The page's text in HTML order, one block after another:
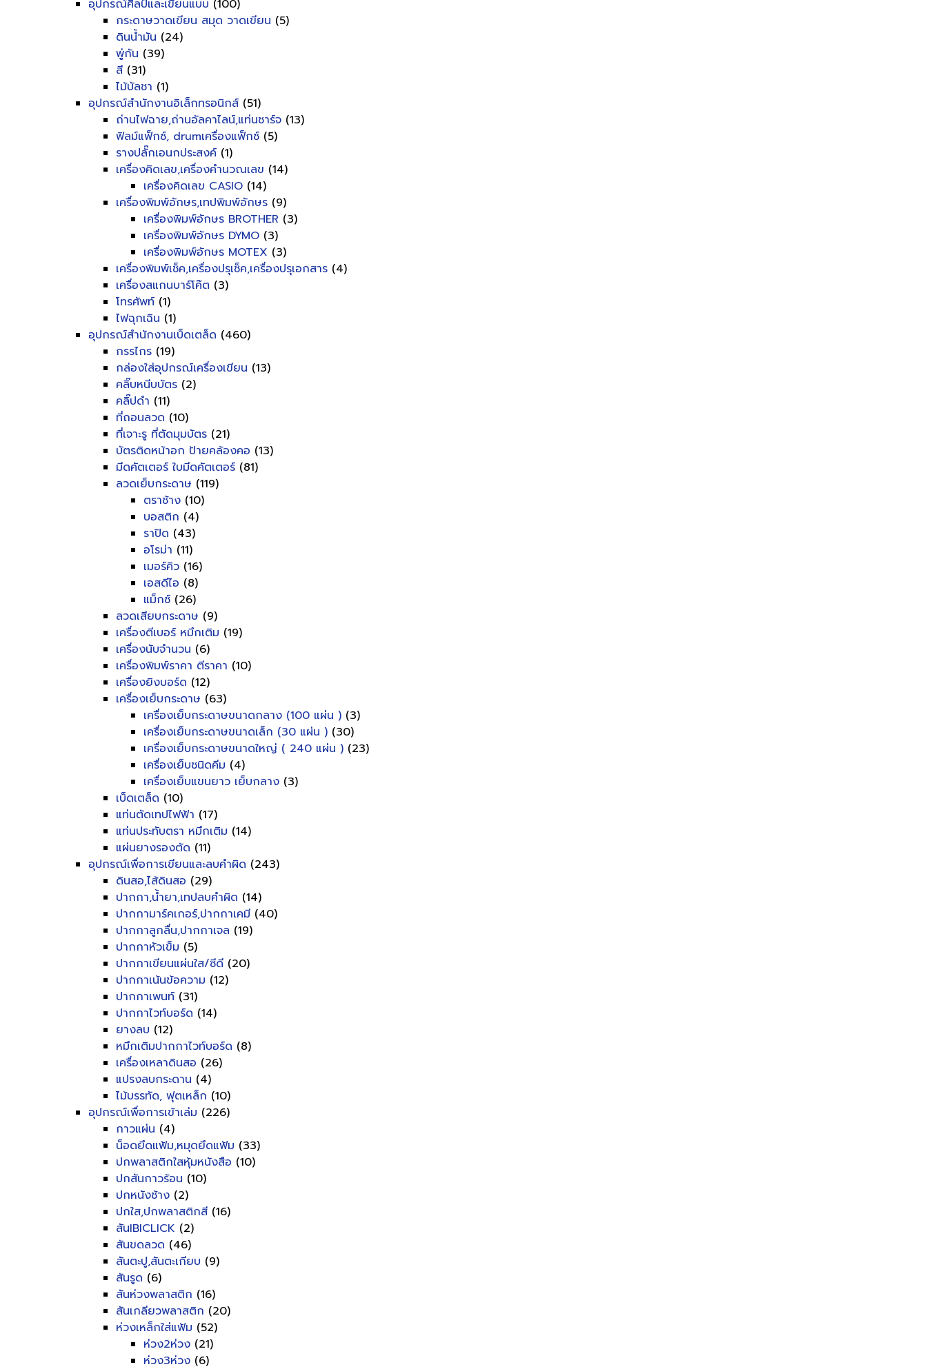
อุปกรณ์ศิลป์และเขียนแบบ (100)
กระดาษวาดเขียน สมุด วาดเขียน (5)
ดินน้ำมัน (24)
พู่กัน (39)
สี (31)
ไม้บัลชา (1)
อุปกรณ์สำนักงานอิเล็กทรอนิกส์ (51)
ถ่านไฟฉาย,ถ่านอัลคาไลน์,แท่นชาร์จ (13)
ฟิลม์แฟ็กซ์, drumเครื่องแฟ็กซ์ (5)
รางปลั๊กเอนกประสงค์ (1)
เครื่องคิดเลข,เครื่องคำนวณเลข (14)
เครื่องคิดเลข CASIO (14)
เครื่องพิมพ์อักษร,เทปพิมพ์อักษร (9)
เครื่องพิมพ์อักษร BROTHER (3)
เครื่องพิมพ์อักษร DYMO (3)
เครื่องพิมพ์อักษร MOTEX (3)
เครื่องพิมพ์เช็ค,เครื่องปรุเช็ค,เครื่องปรุเอกสาร (4)
เครื่องสแกนบาร์โค๊ต (3)
โทรศัพท์ (1)
ไฟฉุกเฉิน (1)
อุปกรณ์สำนักงานเบ็ดเตล็ด (460)
กรรไกร (19)
กล่องใส่อุปกรณ์เครื่องเขียน (13)
คลิ๊บหนีบบัตร (2)
คลิ๊ปดำ (11)
ที่ถอนลวด (10)
ที่เจาะรู ที่ตัดมุมบัตร (21)
บัตรติดหน้าอก ป้ายคล้องคอ (13)
มีดคัตเตอร์ ใบมีดคัตเตอร์ (81)
ลวดเย็บกระดาษ (119)
ตราช้าง (10)
บอสติก (4)
ราปิด (43)
อโรม่า (11)
เมอร์คิว (16)
เอสดีไอ (8)
แม็กซ์ (26)
ลวดเสียบกระดาษ (9)
เครื่องตีเบอร์ หมึกเติม (19)
เครื่องนับจำนวน (6)
เครื่องพิมพ์ราคา ตีราคา (10)
เครื่องยิงบอร์ด (12)
เครื่องเย็บกระดาษ (63)
เครื่องเย็บกระดาษขนาดกลาง (100 แผ่น ) (3)
เครื่องเย็บกระดาษขนาดเล็ก (30 แผ่น ) (30)
เครื่องเย็บกระดาษขนาดใหญ่ ( 240 แผ่น ) (23)
เครื่องเย็บชนิดคีม (4)
เครื่องเย็บแขนยาว เย็บกลาง (3)
เบ็ดเตล็ด (10)
แท่นตัดเทปไฟฟ้า (17)
แท่นประทับตรา หมึกเติม (14)
แผ่นยางรองตัด (11)
อุปกรณ์เพื่อการเขียนและลบคำผิด (243)
ดินสอ,ไส้ดินสอ (29)
ปากกา,น้ำยา,เทปลบคำผิด (14)
ปากกามาร์คเกอร์,ปากกาเคมี (40)
ปากกาลูกลื่น,ปากกาเจล (19)
ปากกาหัวเข็ม (5)
ปากกาเขียนแผ่นใส/ซีดี (20)
ปากกาเน้นข้อความ (12)
ปากกาเพนท์ (31)
ปากกาไวท์บอร์ด (14)
ยางลบ (12)
หมึกเติมปากกาไวท์บอร์ด (8)
เครื่องเหลาดินสอ (26)
แปรงลบกระดาน (4)
ไม้บรรทัด, ฟุตเหล็ก (10)
อุปกรณ์เพื่อการเข้าเล่ม (226)
กาวแผ่น (4)
น็อดยึดแฟ้ม,หมุดยึดแฟ้ม (33)
ปกพลาสติกใสหุ้มหนังสือ (10)
ปกสันกาวร้อน (10)
ปกหนังช้าง (2)
ปกใส,ปกพลาสติกสี (16)
สันIBICLICK (2)
สันขดลวด (46)
สันตะปู,สันตะเกียบ (9)
สันรูด (6)
สันห่วงพลาสติก (16)
สันเกลียวพลาสติก (20)
ห่วงเหล็กใส่แฟ้ม (52)
ห่วง2ห่วง (21)
ห่วง3ห่วง (6)